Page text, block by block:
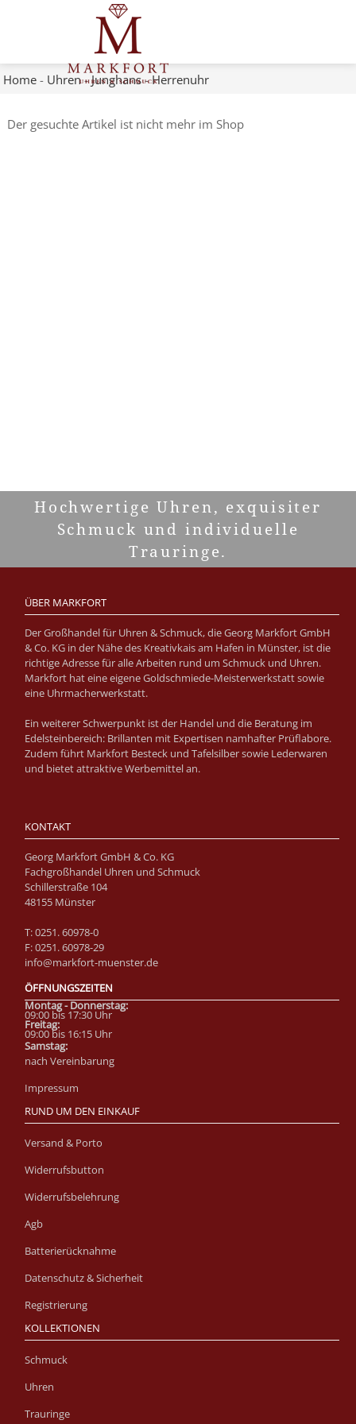
Home - Uhren-Junghans-Herrenuhr
Der gesuchte Artikel ist nicht mehr im Shop
Hochwertige Uhren, exquisiter
Schmuck und individuelle
Trauringe.
ÜBER MARKFORT
Der Großhandel für Uhren & Schmuck, die Georg Markfort GmbH
& Co. KG in der Nähe des Kreativkais am Hafen in Münster, ist die
richtige Adresse für alle Arbeiten rund um Schmuck und Uhren.
Markfort hat eine eigene Goldschmiede-Meisterwerkstatt sowie
eine Uhrmacherwerkstatt.
Ein weiterer Schwerpunkt ist der Handel und die Beratung im
Edelsteinbereich: Brillanten mit Expertisen namhafter Prüflabore.
Zudem führt Markfort Besteck und Tafelsilber sowie Lederwaren
und bietet attraktive Werbemittel an.
KONTAKT
Georg Markfort GmbH & Co. KG
Fachgroßhandel Uhren und Schmuck
Schillerstraße 104
48155 Münster
T: 0251. 60978-0
F: 0251. 60978-29
info@markfort-muenster.de
ÖFFNUNGSZEITEN
Montag - Donnerstag:
09:00 bis 17:30 Uhr
Freitag:
09:00 bis 16:15 Uhr
Samstag:
nach Vereinbarung
Impressum
RUND UM DEN EINKAUF
Versand & Porto
Widerrufsbutton
Widerrufsbelehrung
Agb
Batterierücknahme
Datenschutz & Sicherheit
Registrierung
KOLLEKTIONEN
Schmuck
Uhren
Trauringe